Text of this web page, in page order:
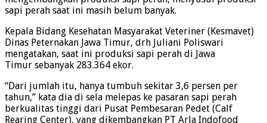
sapi perah saat ini masih belum banyak.
Kepala Bidang Kesehatan Masyarakat Veteriner (Kesmavet)
Dinas Peternakan Jawa Timur, drh Juliani Poliswari
mengatakan, saat ini produksi sapi perah di Jawa
Timur sebanyak 283.364 ekor.
“Dari jumlah itu, hanya tumbuh sekitar 3,6 persen per
tahun,” kata dia di sela melepas ke pasaran sapi perah
berkualitas tinggi dari Pusat Pembesaran Pedet (Calf
Rearing Center), yang dikembangkan PT Arla Indofood